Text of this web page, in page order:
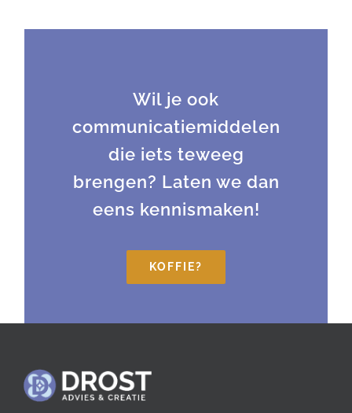
Wil je ook
communicatiemiddelen
die iets teweeg
brengen? Laten we dan
eens kennismaken!
KOFFIE?